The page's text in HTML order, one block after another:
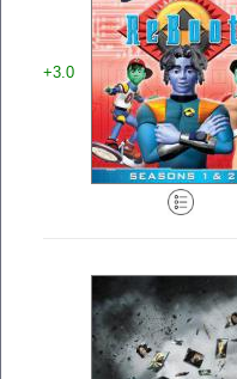
+3.0